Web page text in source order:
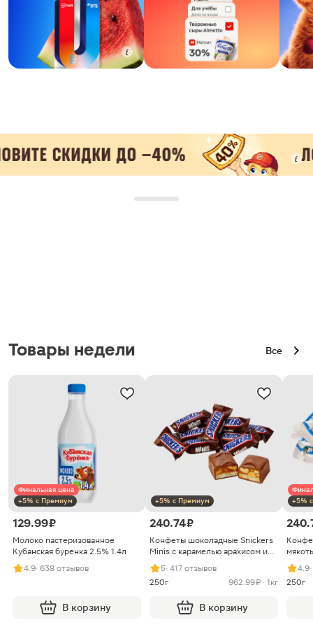
Товары недели Все
Финальная цена
+5% с Премиум
129.99 ₽
Молоко пастеризованное
Кубанская буренка 2.5% 1.4л
4.9· 638 отзывов
В корзину
+5% с Премиум
240.74 ₽
Конфеты шоколадные Snickers
Minis с карамелью арахисом и
нугой
5· 417 отзывов
250г
962.99 ₽ · 1кг
В корзину
+5%
4.9
250г